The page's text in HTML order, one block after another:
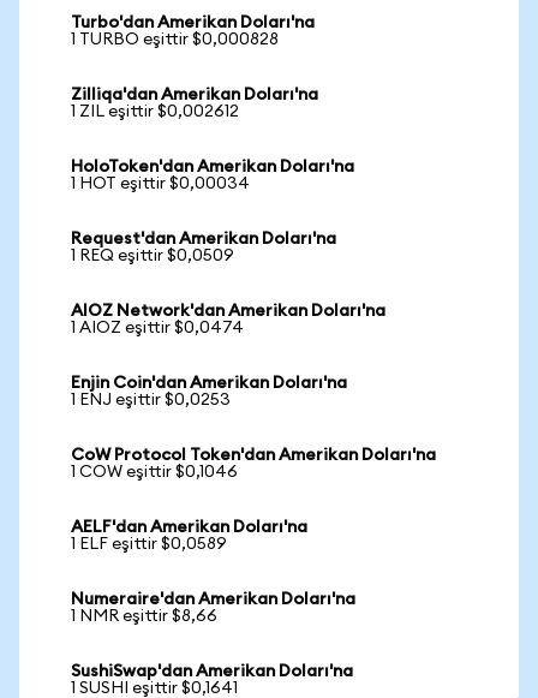
Turbo'dan Amerikan Doları'na
1 TURBO eşittir $0,000828
Zilliqa'dan Amerikan Doları'na
1 ZIL eşittir $0,002612
HoloToken'dan Amerikan Doları'na
1 HOT eşittir $0,00034
Request'dan Amerikan Doları'na
1 REQ eşittir $0,0509
AIOZ Network'dan Amerikan Doları'na
1 AIOZ eşittir $0,0474
Enjin Coin'dan Amerikan Doları'na
1 ENJ eşittir $0,0253
CoW Protocol Token'dan Amerikan Doları'na
1 COW eşittir $0,1046
AELF'dan Amerikan Doları'na
1 ELF eşittir $0,0589
Numeraire'dan Amerikan Doları'na
1 NMR eşittir $8,66
SushiSwap'dan Amerikan Doları'na
1 SUSHI eşittir $0,1641